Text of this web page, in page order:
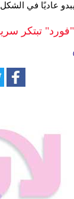
يبدو عاديًا في
تبتكر